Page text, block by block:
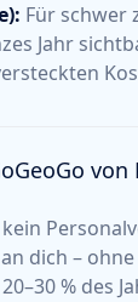
Für schwer
Jahr
dich –
% des